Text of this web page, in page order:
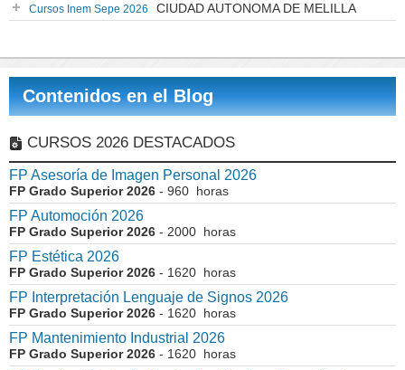
Cursos Inem Sepe 2026 CIUDAD AUTONOMA DE MELILLA
Contenidos en el Blog
CURSOS 2026 DESTACADOS
FP Asesoría de Imagen Personal 2026
FP Grado Superior 2026 - 960 horas
FP Automoción 2026
FP Grado Superior 2026 - 2000 horas
FP Estética 2026
FP Grado Superior 2026 - 1620 horas
FP Interpretación Lenguaje de Signos 2026
FP Grado Superior 2026 - 1620 horas
FP Mantenimiento Industrial 2026
FP Grado Superior 2026 - 1620 horas